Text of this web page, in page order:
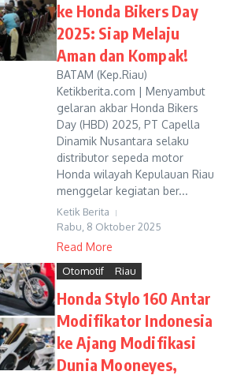
ke Honda Bikers Day
2025: Siap Melaju
Aman dan Kompak!
BATAM (Kep.Riau)
Ketikberita.com | Menyambut
gelaran akbar Honda Bikers
Day (HBD) 2025, PT Capella
Dinamik Nusantara selaku
distributor sepeda motor
Honda wilayah Kepulauan Riau
menggelar kegiatan ber...
Ketik Berita
Rabu, 8 Oktober 2025
Read More
Otomotif Riau
Honda Stylo 160 Antar
Modifikator Indonesia
ke Ajang Modifikasi
Dunia Mooneyes,